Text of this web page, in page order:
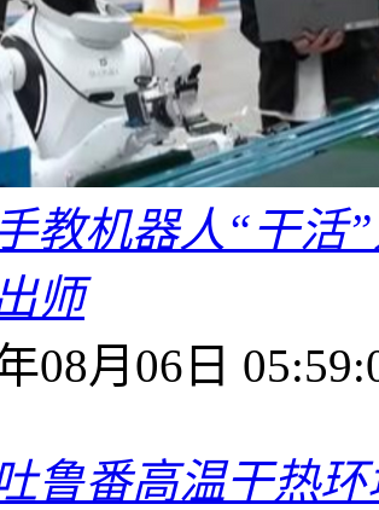
教机器人“干活
师
08月06日
鲁番高温干热